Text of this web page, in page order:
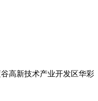
高新技术产业开发区华彩